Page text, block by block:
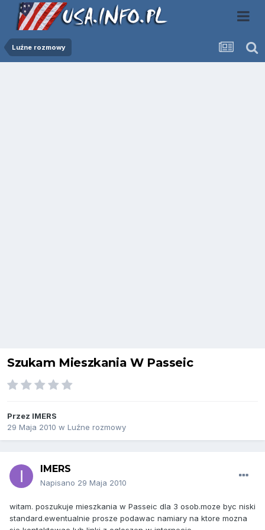
Luźne rozmowy
Szukam Mieszkania W Passeic
Przez IMERS
29 Maja 2010 w Luźne rozmowy
IMERS
Napisano 29 Maja 2010
witam. poszukuje mieszkania w Passeic dla 3 osob.moze byc niski
standard.ewentualnie prosze podawac namiary na ktore mozna